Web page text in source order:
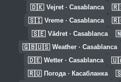
🇩🇰 Vejret · Casablanca
🇸🇮 Vreme · Casablanca
🇸🇪 Vädret · Casablanca
🇬🇧🇺🇸 Weather · Casablanca
🇩🇪 Wetter · Casablanca
🇷🇺 Погода · Касабланка